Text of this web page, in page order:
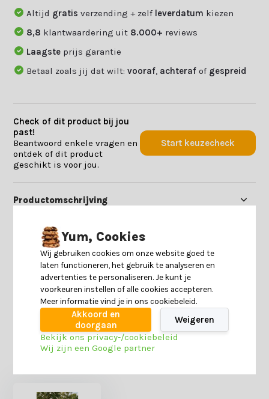
Altijd gratisverzending + zelf leverdatum kiezen
8,8 klantwaardering uit 8.000+ reviews
Laagste prijs garantie
Betaal zoals jij dat wilt:vooraf achteraf of gespreid
Check of dit product bij jou
past!
Beantwoord enkele vragen en
ontdek of dit product
geschikt is voor jou.
Start keuzecheck
Productomschrijving
Specificaties
Reviews
Heb je nog interesse in deze recent bekeken
Yum, Cookies
Wij gebruiken cookies om onze website goed te
laten functioneren, het gebruik te analyseren en
advertenties te personaliseren. Je kunt je
voorkeuren instellen of alle cookies accepteren.
Meer informatie vind je in ons cookiebeleid.
Akkoord en
doorgaan
Weigeren
Bekijk ons privacy-/cookiebeleid
Wij zijn een Google partner